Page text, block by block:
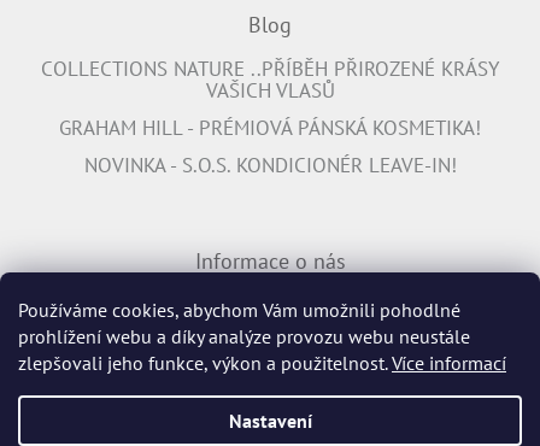
Používáme cookies, abychom Vám umožnili pohodlné
prohlížení webu a díky analýze provozu webu neustále
zlepšovali jeho funkce, výkon a použitelnost.Více informací
Nastavení
Blog
COLLECTIONS NATURE ..PŘÍBĚH PŘIROZENÉ KRÁSY
VAŠICH VLASŮ
GRAHAM HILL - PRÉMIOVÁ PÁNSKÁ KOSMETIKA!
NOVINKA - S.O.S. KONDICIONÉR LEAVE-IN!
Informace o nás
PŘIPOJTE SE K NÁM
INFORMACE K DOPRAVĚ ZDARMA
Vytvořil Shoptet